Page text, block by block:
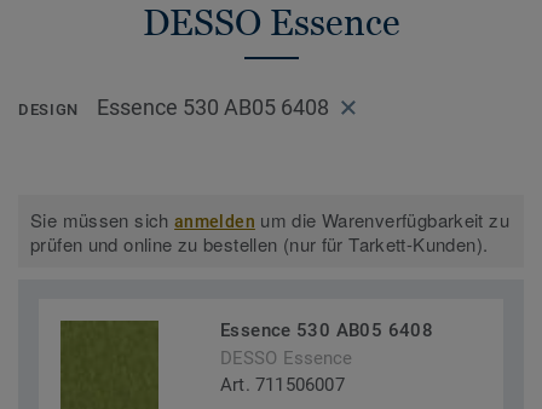
DESSO Essence
DESIGN Essence 530 AB05 6408
Sie müssen sichanmelden um die Warenverfügbarkeit zu
prüfen und online zu bestellen (nur für Tarkett-Kunden).
Essence 530 AB05 6408
DESSO Essence
Art. 711506007